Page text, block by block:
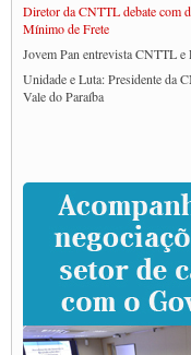
Diretor da CNTTL debate com
Mínimo de Frete
Jovem Pan entrevista CNTTL
Unidade e Luta: Presidente da
Vale do Paraíba
Caminhoneiros prometem
CNTTL e lideranças de
rodovias
Paulinho e Litti debatem
SUTCRA no Uruguai
Grande Conquista da
ENCONTRO
DO BRASIL E A ELEIÇÃO